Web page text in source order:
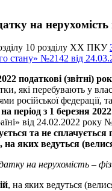
на нерухомість
10 розділу ХХ ПКУ
стану» №2142 від
податкові (звітні)
які перебувають у
російської федерації,
період з 1 березня
від 24.02.2022
та не
на яких ведуться
на нерухомість –
, на яких ведуться